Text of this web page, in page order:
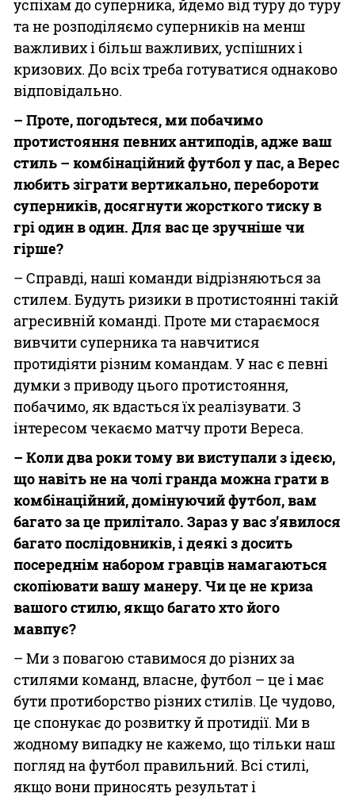
успіхам до суперника, йдемо від туру до туру
та не розподіляємо суперників на менш
важливих і більш важливих, успішних і
кризових. До всіх треба готуватися однаково
відповідально.
– Проте, погодьтеся, ми побачимо
протистояння певних антиподів, адже ваш
стиль – комбінаційний футбол у пас, а Верес
любить зіграти вертикально, перебороти
суперників, досягнути жорсткого тиску в
грі один в один. Для вас це зручніше чи
гірше?
– Справді, наші команди відрізняються за
стилем. Будуть ризики в протистоянні такій
агресивній команді. Проте ми стараємося
вивчити суперника та навчитися
протидіяти різним командам. У нас є певні
думки з приводу цього протистояння,
побачимо, як вдасться їх реалізувати. З
інтересом чекаємо матчу проти Вереса.
– Коли два роки тому ви виступали з ідеєю,
що навіть не на чолі гранда можна грати в
комбінаційний, домінуючий футбол, вам
багато за це прилітало. Зараз у вас з’явилося
багато послідовників, і деякі з досить
посереднім набором гравців намагаються
скопіювати вашу манеру. Чи це не криза
вашого стилю, якщо багато хто його
мавпує?
– Ми з повагою ставимося до різних за
стилями команд, власне, футбол – це і має
бути протиборство різних стилів. Це чудово,
це спонукає до розвитку й протидії. Ми в
жодному випадку не кажемо, що тільки наш
погляд на футбол правильний. Всі стилі,
якщо вони приносять результат і